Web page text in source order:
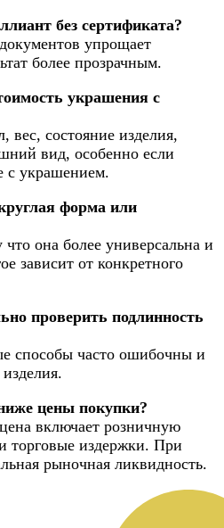
без сертификата?
упрощает
более прозрачным.
украшения с
состояние изделия,
вид, особенно если
с украшением.
форма или
она более универсальна и
зависит от конкретного
проверить подлинность
способы часто ошибочны и
цены покупки?
включает розничную
торговые издержки. При
рыночная ликвидность.